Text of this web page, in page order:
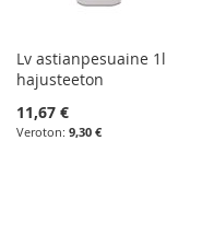
Lv astianpesuaine 1l
hajusteeton
11,67 €
9,30 €